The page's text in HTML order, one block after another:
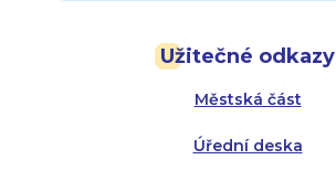
Užitečné odkazy
Městská část
Úřední deska
Úterý:
Středa:
Čtvrtek:
Úterý:
Středa:
Čtvrtek: